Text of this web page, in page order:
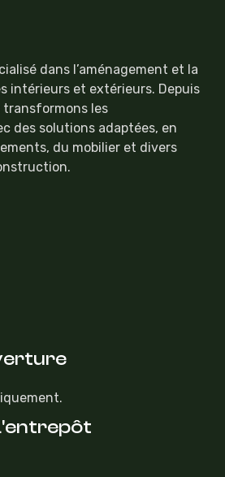
dans l’aménagement et la
intérieurs et extérieurs. Depuis
transformons les
des solutions adaptées, en
du mobilier et divers